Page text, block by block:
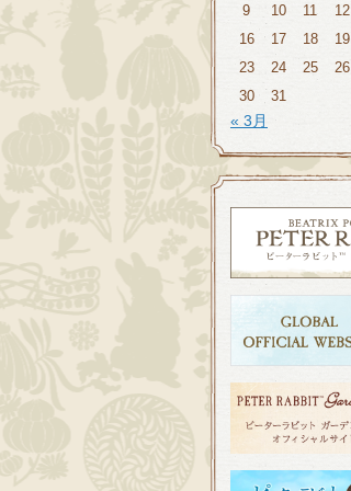
9 10 11 12
16
17 18 19
23
24 25 26
30
31
« 3月